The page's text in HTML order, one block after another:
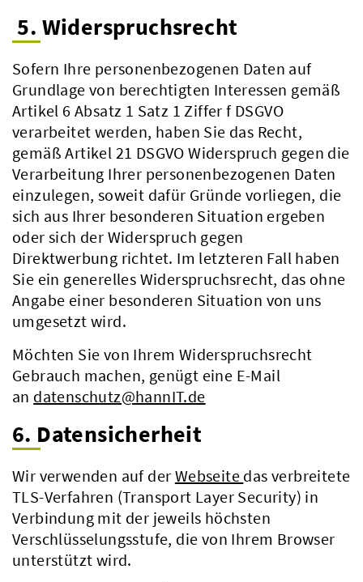
5. Widerspruchsrecht
Sofern Ihre personenbezogenen Daten auf
Grundlage von berechtigten Interessen gemäß
Artikel 6 Absatz 1 Satz 1 Ziffer f DSGVO
verarbeitet werden, haben Sie das Recht,
gemäß Artikel 21 DSGVO Widerspruch gegen die
Verarbeitung Ihrer personenbezogenen Daten
einzulegen, soweit dafür Gründe vorliegen, die
sich aus Ihrer besonderen Situation ergeben
oder sich der Widerspruch gegen
Direktwerbung richtet. Im letzteren Fall haben
Sie ein generelles Widerspruchsrecht, das ohne
Angabe einer besonderen Situation von uns
umgesetzt wird.
Möchten Sie von Ihrem Widerspruchsrecht
Gebrauch machen, genügt eine E-Mail
an datenschutz@hannIT.de
6. Datensicherheit
Wir verwenden auf der Webseite das verbreitete
TLS-Verfahren (Transport Layer Security) in
Verbindung mit der jeweils höchsten
Verschlüsselungsstufe, die von Ihrem Browser
unterstützt wird.